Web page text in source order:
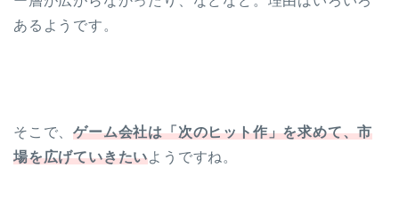
あるようです。
そこで、ゲーム会社は「次のヒット作」を求めて、市
場を広げていきたいようですね。